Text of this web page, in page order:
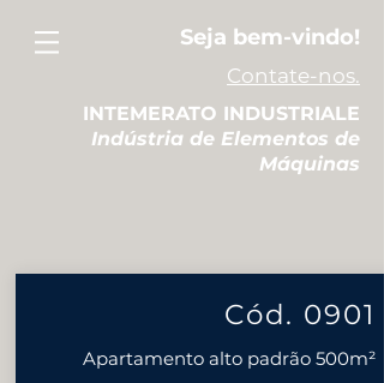
Seja bem-vindo!
Contate-nos.
INTEMERATO INDUSTRIALE
Indústria de Elementos de
Máquinas
Cód. 0901
Apartamento alto padrão 500m²